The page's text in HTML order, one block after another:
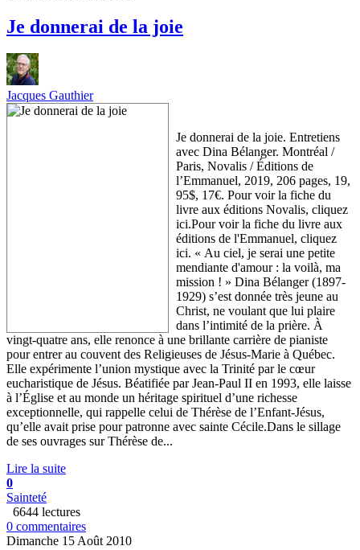
Je donnerai de la joie
Jacques Gauthier
Je donnerai de la joie. Entretiens
avec Dina Bélanger. Montréal /
Paris, Novalis / Éditions de
l’Emmanuel, 2019, 206 pages, 19,
95$, 17€. Pour voir la fiche du
livre aux éditions Novalis, cliquez
ici.Pour voir la fiche du livre aux
éditions de l'Emmanuel, cliquez
ici. « Au ciel, je serai une petite
mendiante d'amour : la voilà, ma
mission ! » Dina Bélanger (1897-
1929) s’est donnée très jeune au
Christ, ne voulant que lui plaire
dans l’intimité de la prière. À
vingt-quatre ans, elle renonce à une brillante carrière de pianiste
pour entrer au couvent des Religieuses de Jésus-Marie à Québec.
Elle expérimente l’union mystique avec la Trinité par le cœur
eucharistique de Jésus. Béatifiée par Jean-Paul II en 1993, elle laisse
à l’Église et au monde un héritage spirituel d’une richesse
exceptionnelle, qui rappelle celui de Thérèse de l’Enfant-Jésus,
qu’elle avait prise pour patronne avec sainte Cécile.Dans le sillage
de ses ouvrages sur Thérèse de...
Lire la suite
0
Sainteté
6644 lectures
0 commentaires
Dimanche 15 Août 2010